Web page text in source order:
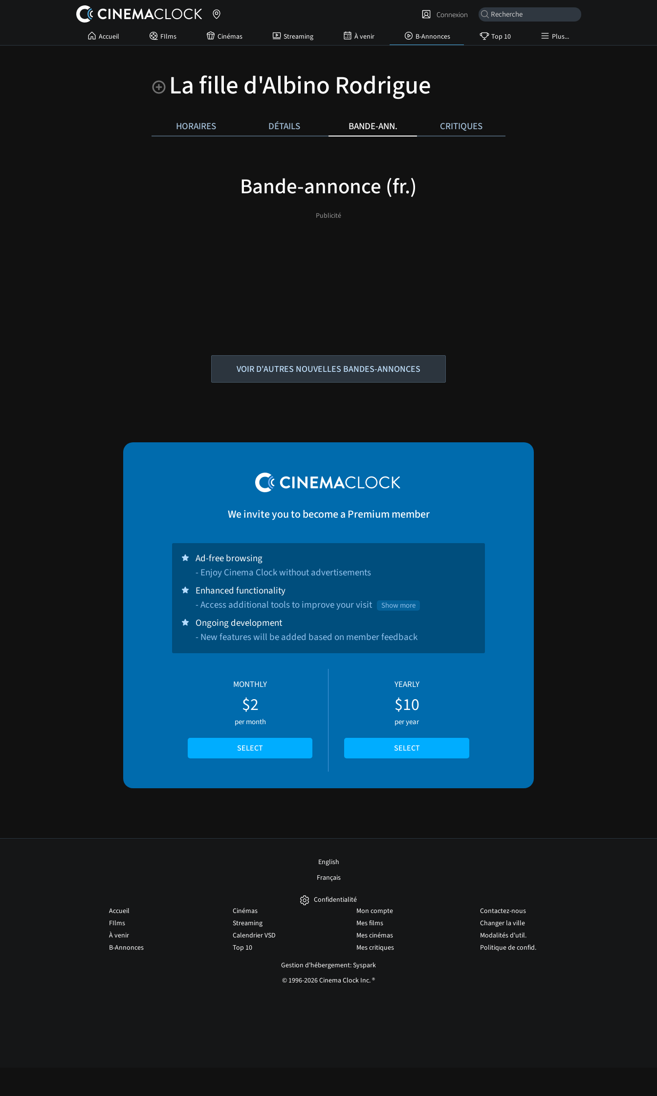
Accueil FIlms Cinémas Streaming À venir B-Annonces Top 10 Plus...
Connexion
La fille d'Albino Rodrigue
HORAIRES DÉTAILS BANDE-ANN. CRITIQUES
Bande-annonce (fr.)
VOIR D'AUTRES NOUVELLES BANDES-ANNONCES
We invite you to become a Premium member
Ad-free browsing
- Enjoy Cinema Clock without advertisements
Enhanced functionality
- Access additional tools to improve your visit
Show more
Ongoing development
- New features will be added based on member feedback
MONTHLY
$2
per month
SELECT
YEARLY
$10
per year
SELECT
English
Français
Confidentialité
Accueil
FIlms
À venir
B-Annonces
Cinémas
Streaming
Calendrier VSD
Top 10
Mon compte
Mes films
Mes cinémas
Mes critiques
Contactez-nous
Changer la ville
Modalités d'util.
Politique de confid.
Gestion d'hébergement: Syspark
© 1996-2026 Cinema Clock Inc. ®